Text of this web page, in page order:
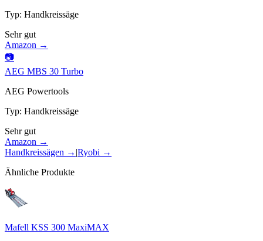
Typ: Handkreissäge
Sehr gut
Amazon →
📷
AEG MBS 30 Turbo
AEG Powertools
Typ: Handkreissäge
Sehr gut
Amazon →
Handkreissägen → |Ryobi →
Ähnliche Produkte
Mafell KSS 300 MaxiMAX